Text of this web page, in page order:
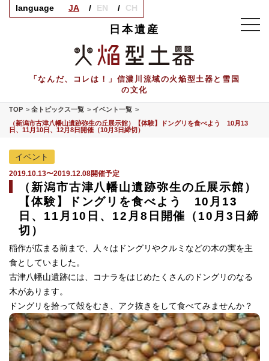
language JA EN CH
日本遺産
「なんだ、コレは！」信濃川流域の火焔型土器と雪国
の文化
TOP 全トピックス一覧
イベント一覧
（新潟市古津八幡山遺跡弥生の丘展示館）【体験】ドングリを食べよう 10月13
日、11月10日、12月8日開催（10月3日締切）
イベント
2019.10.13〜2019.12.08開催予定
（新潟市古津八幡山遺跡弥生の丘展示館）
【体験】ドングリを食べよう 10月13
日、11月10日、12月8日開催（10月3日締
切）
稲作が広まる前まで、人々はドングリやクルミなどの木の実を主
食としていました。
古津八幡山遺跡には、コナラをはじめたくさんのドングリのなる
木があります。
ドングリを拾って殻をむき、アク抜きをして食べてみませんか？